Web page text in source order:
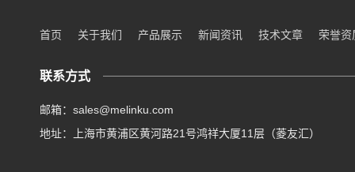
首页 关于我们 产品展示 新闻资讯 技术文章 荣誉资
联系方式
邮箱：sales@melinku.com
地址：上海市黄浦区黄河路21号鸿祥大厦11层（菱友汇）